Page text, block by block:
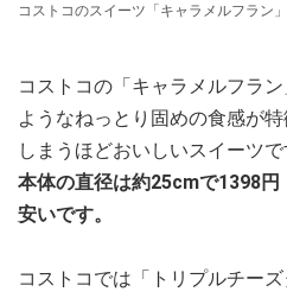
コストコのスイーツ「キャラメルフラン
コストコの「キャラメルフラ
ようなねっとり固めの食感が
しまうほどおいしいスイーツで
本体の直径は約25cmで1398円
安いです。
コストコでは「トリプルチー